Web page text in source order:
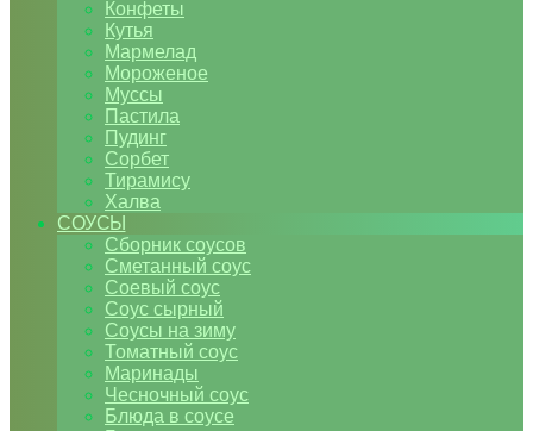
Конфеты
Кутья
Мармелад
Мороженое
Муссы
Пастила
Пудинг
Сорбет
Тирамису
Халва
СОУСЫ
Сборник соусов
Сметанный соус
Соевый соус
Соус сырный
Соусы на зиму
Томатный соус
Маринады
Чесночный соус
Блюда в соусе